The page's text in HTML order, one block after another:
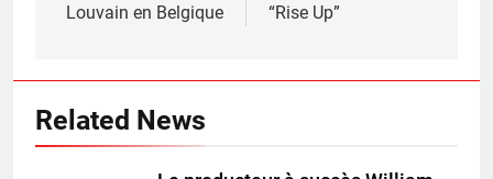
Louvain en Belgique
“Rise Up”
Related News